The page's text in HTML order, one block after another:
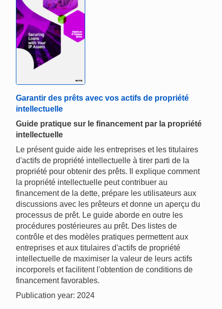
Garantir des prêts avec vos actifs de propriété
intellectuelle
Guide pratique sur le financement par la propriété
intellectuelle
Le présent guide aide les entreprises et les titulaires
d'actifs de propriété intellectuelle à tirer parti de la
propriété pour obtenir des prêts. Il explique comment
la propriété intellectuelle peut contribuer au
financement de la dette, prépare les utilisateurs aux
discussions avec les prêteurs et donne un aperçu du
processus de prêt. Le guide aborde en outre les
procédures postérieures au prêt. Des listes de
contrôle et des modèles pratiques permettent aux
entreprises et aux titulaires d'actifs de propriété
intellectuelle de maximiser la valeur de leurs actifs
incorporels et facilitent l'obtention de conditions de
financement favorables.
Publication year: 2024